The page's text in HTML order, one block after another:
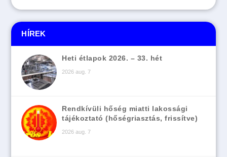
HÍREK
Heti étlapok 2026. – 33. hét
2026 aug. 7
Rendkívüli hőség miatti lakossági
tájékoztató (hőségriasztás, frissítve)
2026 aug. 7